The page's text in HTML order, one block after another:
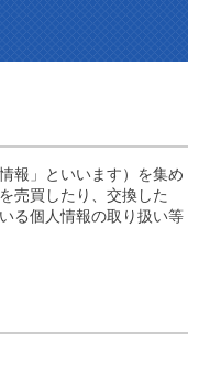
報」といいます）を集め
売買したり、交換した
る個人情報の取り扱い等